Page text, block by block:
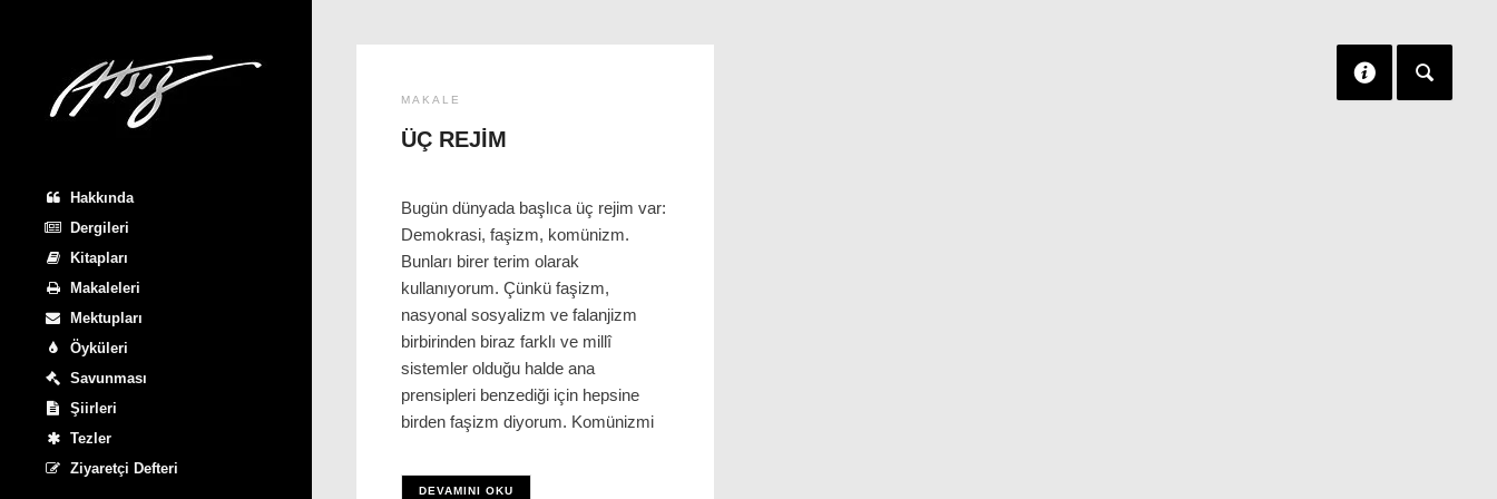
Hakkında
Dergileri
Kitapları
Makaleleri
Mektupları
Öyküleri
Savunması
Şiirleri
Tezler
Ziyaretçi Defteri
MAKALE
ÜÇ REJIM
Bugün dünyada başlıca üç rejim var:
Demokrasi, faşizm, komünizm.
Bunları birer terim olarak
kullanıyorum. Çünkü faşizm,
nasyonal sosyalizm ve falanjizm
birbirinden biraz farklı ve millî
sistemler olduğu halde ana
prensipleri benzediği için hepsine
birden faşizm diyorum. Komünizmi
DEVAMINI OKU